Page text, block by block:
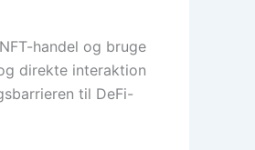
handel og bruge
direkte interaktion
til DeFi-